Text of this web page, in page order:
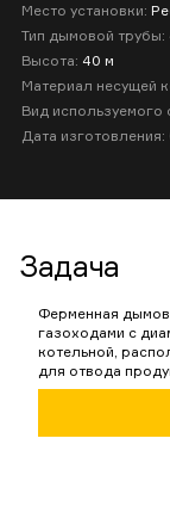
Место установки:
Тип дымовой трубы:
Высота: 40 м
Материал несущей
Вид используемого
Дата изготовления:
Задача
Ферменная
газоходами с
котельной,
для отвода